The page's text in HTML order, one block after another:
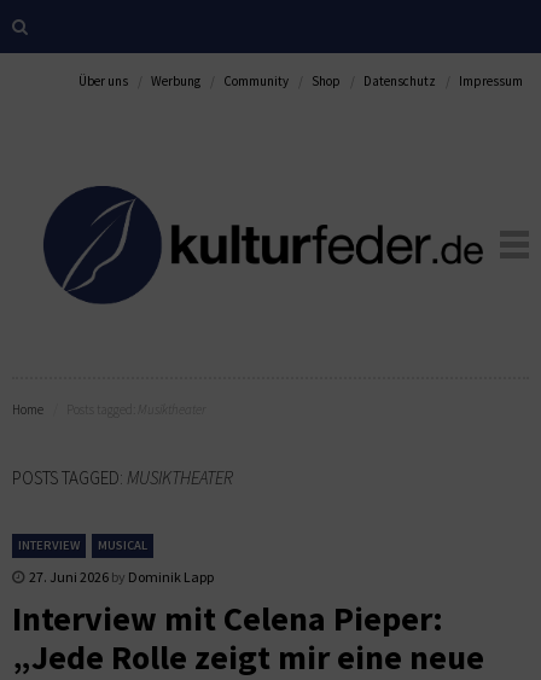
Über uns Werbung Community Shop Datenschutz Impressum
Home
POSTS TAGGED: MUSIKTHEATER
INTERVIEW MUSICAL
27. Juni 2026 by Dominik Lapp
Interview mit Celena Pieper:
„Jede Rolle zeigt mir eine neue